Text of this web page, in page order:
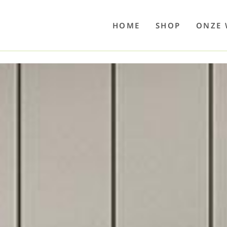
HOME SHOP ONZE